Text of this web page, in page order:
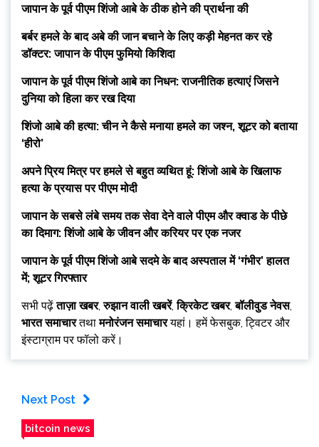
जापान के पूर्व पीएम शिंजो आबे के ठीक होने की प्रार्थना की
बर्बर हमले के बाद अबे की जान बचाने के लिए कड़ी मेहनत कर रहे
डॉक्टर: जापान के पीएम फुमियो किशिदा
जापान के पूर्व पीएम शिंजो आबे का निधन: राजनीतिक हत्याएं जिसने
दुनिया को हिला कर रख दिया
शिंजो आबे की हत्या: चीन ने कैसे मनाया हमले का जश्न, शूटर को बताया
‘हीरो’
अपने प्रिय मित्र पर हमले से बहुत व्यथित हूं: शिंजो आबे के खिलाफ
हत्या के प्रयास पर पीएम मोदी
जापान के सबसे लंबे समय तक सेवा देने वाले पीएम और क्वाड के पीछे
का दिमाग: शिंजो आबे के जीवन और करियर पर एक नजर
जापान के पूर्व पीएम शिंजो आबे सदमे के बाद अस्पताल में ‘गंभीर’ हालत
में; शूटर गिरफ्तार
सभी पढ़ेंताज़ा खबर,रुझान वाली खबरें,क्रिकेट खबर,बॉलीवुड नेवस,
भारत समाचारतथामनोरंजन समाचारयहां। हमें फेसबुक, ट्विटर और
इंस्टाग्राम पर फॉलो करें।
Next Post
bitcoin news